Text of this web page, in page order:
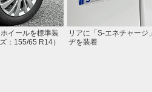
イールを標準装
：155/65 R14）
リアに「S-エネチャージ
ヂを装着